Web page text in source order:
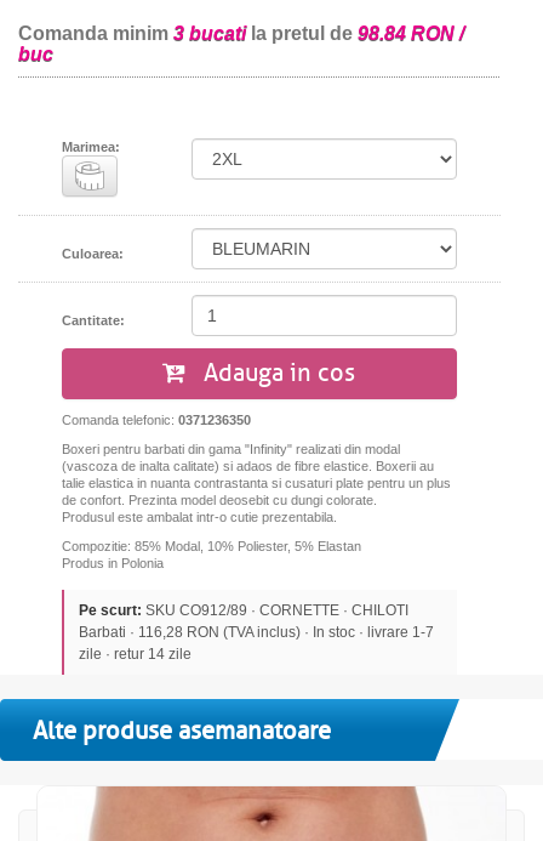
Comanda minim 3 bucatila pretul de 98.84 RON /
buc
Marimea:
Culoarea:
Cantitate:
Adauga in cos
Comanda telefonic: 0371236350
Boxeri pentru barbati din gama "Infinity" realizati din modal
(vascoza de inalta calitate) si adaos de fibre elastice. Boxerii au
talie elastica in nuanta contrastanta si cusaturi plate pentru un plus
de confort. Prezinta model deosebit cu dungi colorate.
Produsul este ambalat intr-o cutie prezentabila.
Compozitie: 85% Modal, 10% Poliester, 5% Elastan
Produs in Polonia
Pe scurt: SKU CO912/89 · CORNETTE · CHILOTI
Barbati · 116,28 RON (TVA inclus) · In stoc · livrare 1-7
zile · retur 14 zile
Alte produse asemanatoare